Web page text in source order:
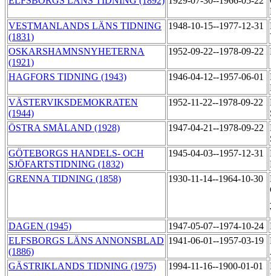
VESTMANLANDS LÄNS TIDNING
(1831)
1948-10-15--1977-12-31
OSKARSHAMNSNYHETERNA
(1921)
1952-09-22--1978-09-22
HAGFORS TIDNING (1943) 1946-04-12--1957-06-01
VÄSTERVIKSDEMOKRATEN
(1944)
1952-11-22--1978-09-22
ÖSTRA SMÅLAND (1928)
1947-04-21--1978-09-22
GÖTEBORGS HANDELS- OCH
SJÖFARTSTIDNING (1832)
1945-04-03--1957-12-31
GRENNA TIDNING (1858)
1930-11-14--1964-10-30
DAGEN (1945)
1947-05-07--1974-10-24
ELFSBORGS LÄNS ANNONSBLAD
(1886)
1941-06-01--1957-03-19
GÄSTRIKLANDS TIDNING (1975)
1994-11-16--1900-01-01